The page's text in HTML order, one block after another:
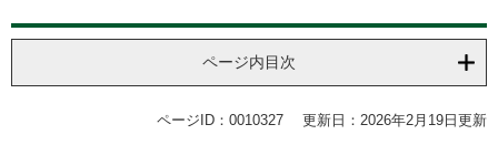
へ
ページ内目次
ページID：0010327 更新日：2026年2月19日更新